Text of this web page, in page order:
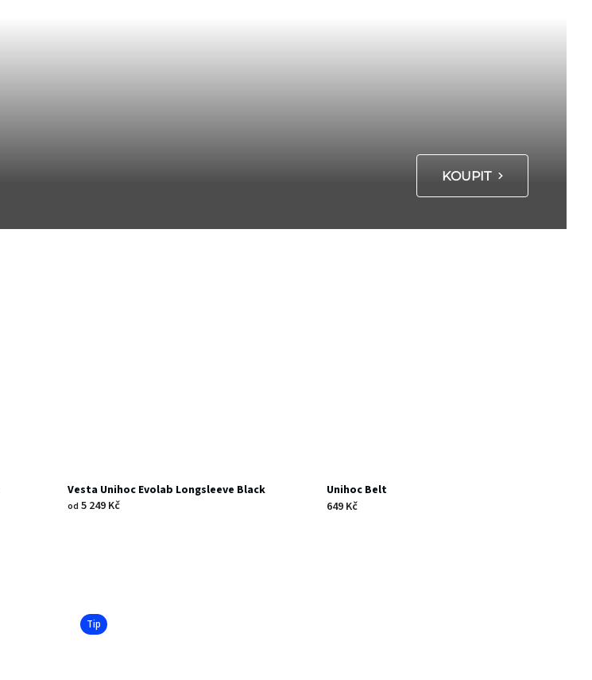
KOUPIT
Vesta Unihoc Evolab Longsleeve Black
od 5 249 Kč
Unihoc Belt
649 Kč
Tip